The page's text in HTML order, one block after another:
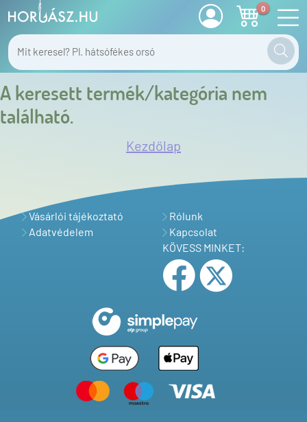
0
A keresett termék/kategória nem
található.
Kezdőlap
Vásárlói tájékoztató
Adatvédelem
Rólunk
Kapcsolat
KÖVESS MINKET: